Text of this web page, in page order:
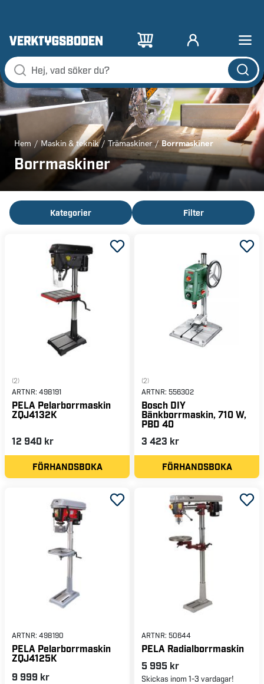
Hem Maskin & teknik Trämaskiner Borrmaskiner
Borrmaskiner
Kategorier Filter
(2)
ARTNR: 498191
PELA Pelarborrmaskin
ZQJ4132K
12 940 kr
FÖRHANDSBOKA
(2)
ARTNR: 556302
Bosch DIY
Bänkborrmaskin, 710 W,
PBD 40
3 423 kr
FÖRHANDSBOKA
ARTNR: 498190
PELA Pelarborrmaskin
ZQJ4125K
9 999 kr
ARTNR: 50644
PELA Radialborrmaskin
5 995 kr
Skickas inom 1-3 vardagar!